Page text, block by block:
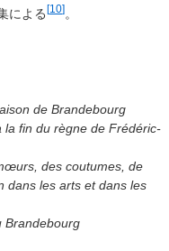
による [10] 。
de Brandebourg
la fin du règne de Frédéric-
des coutumes, de
dans les arts et dans les
Brandebourg